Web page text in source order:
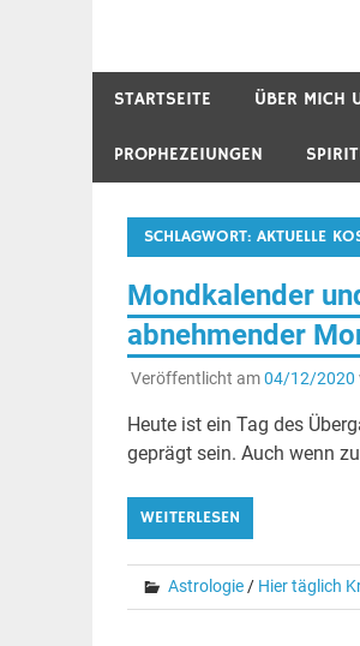
STARTSEITE ÜBER MICH
PROPHEZEIUNGEN
SCHLAGWORT: AKTUELLE
Mondkalender
abnehmender
Veröffentlicht am04/12/2020
Heute ist ein Tag des
geprägt sein. Auch wenn
WEITERLESEN
Astrologie/ Hier täglich